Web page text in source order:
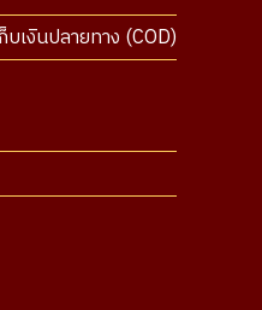
เงินปลายทาง (COD)